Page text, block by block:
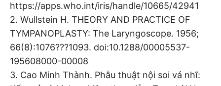
https://apps.who.int/iris/handle/10665/42941
2. Wullstein H. THEORY AND PRACTICE OF
TYMPANOPLASTY: The Laryngoscope. 1956;
66(8):1076???1093. doi:10.1288/00005537-
195608000-00008
3. Cao Minh Thành. Phẫu thuật nội soi vá nhĩ: